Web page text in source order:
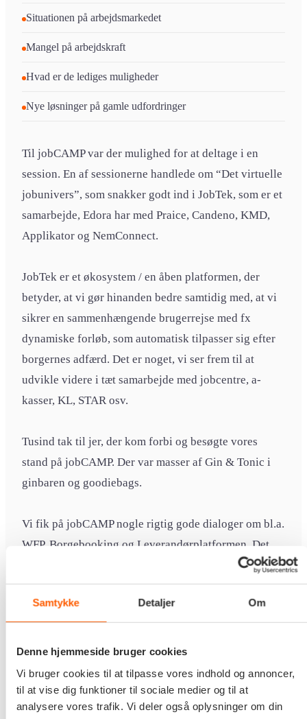
Samtykke Detaljer Om
Denne hjemmeside bruger cookies
Vi bruger cookies til at tilpasse vores indhold og annoncer,
til at vise dig funktioner til sociale medier og til at
analysere vores trafik. Vi deler også oplysninger om din
Situationen på arbejdsmarkedet
Mangel på arbejdskraft
Hvad er de lediges muligheder
Nye løsninger på gamle udfordringer
Til jobCAMP var der mulighed for at deltage i en
session. En af sessionerne handlede om “Det virtuelle
jobunivers”, som snakker godt ind i JobTek, som er et
samarbejde, Edora har med Praice, Candeno, KMD,
Applikator og NemConnect.
JobTek er et økosystem / en åben platformen, der
betyder, at vi gør hinanden bedre samtidig med, at vi
sikrer en sammenhængende brugerrejse med fx
dynamiske forløb, som automatisk tilpasser sig efter
borgernes adfærd. Det er noget, vi ser frem til at
udvikle videre i tæt samarbejde med jobcentre, a-
kasser, KL, STAR osv.
Tusind tak til jer, der kom forbi og besøgte vores
stand på jobCAMP. Der var masser af Gin & Tonic i
ginbaren og goodiebags.
Vi fik på jobCAMP nogle rigtig gode dialoger om bl.a.
WFP, Borgebooking og Leverandørplatformen. Det
var en fornøjelse at mærke jeres interesse for vores
IT-løsninger.
Vi ser allerede nu frem til næste år!
Læs flere historier påEdora.dk/nyheder